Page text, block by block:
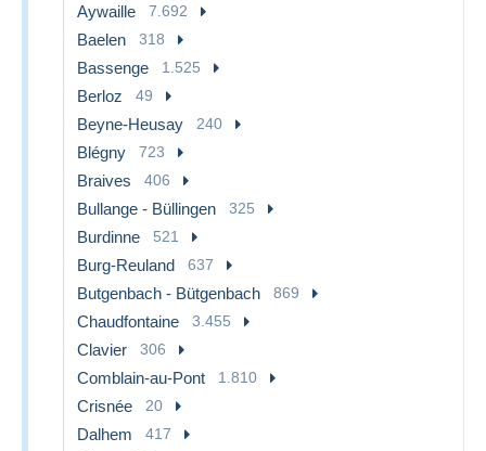
Aywaille 7.692
Baelen 318
Bassenge 1.525
Berloz 49
Beyne-Heusay 240
Blégny 723
Braives 406
Bullange - Büllingen 325
Burdinne 521
Burg-Reuland 637
Butgenbach - Bütgenbach 869
Chaudfontaine 3.455
Clavier 306
Comblain-au-Pont 1.810
Crisnée 20
Dalhem 417